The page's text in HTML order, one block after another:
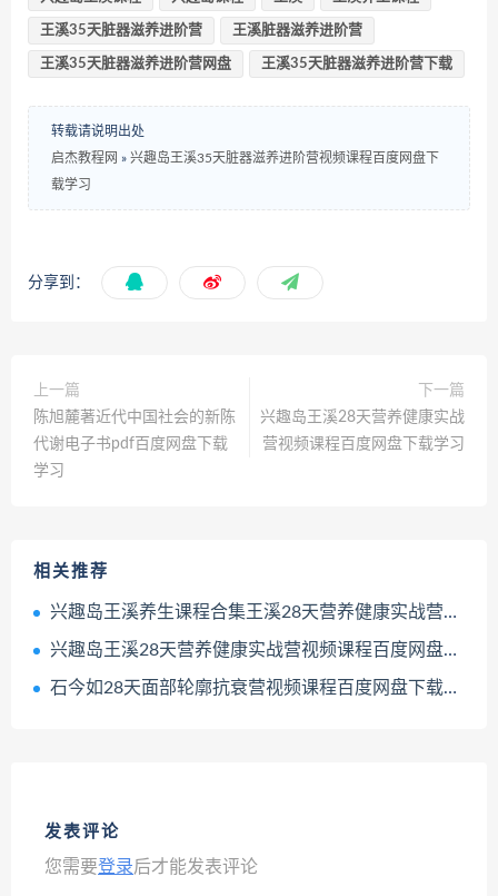
王溪35天脏器滋养进阶营 王溪脏器滋养进阶营
王溪35天脏器滋养进阶营网盘 王溪35天脏器滋养进阶营下载
转载请说明出处
启杰教程网 » 兴趣岛王溪35天脏器滋养进阶营视频课程百度网盘下
载学习
分享到：
上一篇
陈旭麓著近代中国社会的新陈
代谢电子书pdf百度网盘下载
学习
下一篇
兴趣岛王溪28天营养健康实战
营视频课程百度网盘下载学习
相关推荐
兴趣岛王溪养生课程合集王溪28天营养健康实战营35天脏器滋养进阶营百度网盘下载学习
兴趣岛王溪28天营养健康实战营视频课程百度网盘下载学习
石今如28天面部轮廓抗衰营视频课程百度网盘下载学习
发表评论
您需要登录后才能发表评论